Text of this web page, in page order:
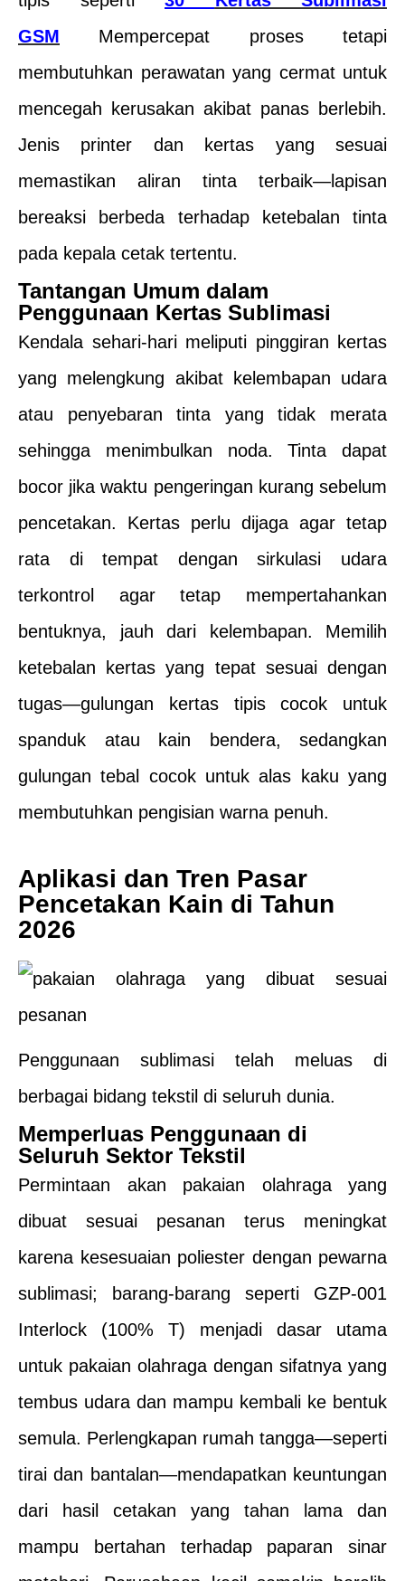
GSM Mempercepat proses tetapi
membutuhkan perawatan yang cermat untuk
mencegah kerusakan akibat panas berlebih.
Jenis printer dan kertas yang sesuai
memastikan aliran tinta terbaik—lapisan
bereaksi berbeda terhadap ketebalan tinta
pada kepala cetak tertentu.
Tantangan Umum dalam
Penggunaan Kertas Sublimasi
Kendala sehari-hari meliputi pinggiran kertas
yang melengkung akibat kelembapan udara
atau penyebaran tinta yang tidak merata
sehingga menimbulkan noda. Tinta dapat
bocor jika waktu pengeringan kurang sebelum
pencetakan. Kertas perlu dijaga agar tetap
rata di tempat dengan sirkulasi udara
terkontrol agar tetap mempertahankan
bentuknya, jauh dari kelembapan. Memilih
ketebalan kertas yang tepat sesuai dengan
tugas—gulungan kertas tipis cocok untuk
spanduk atau kain bendera, sedangkan
gulungan tebal cocok untuk alas kaku yang
membutuhkan pengisian warna penuh.
Aplikasi dan Tren Pasar
Pencetakan Kain di Tahun
2026
Penggunaan sublimasi telah meluas di
berbagai bidang tekstil di seluruh dunia.
Memperluas Penggunaan di
Seluruh Sektor Tekstil
Permintaan akan pakaian olahraga yang
dibuat sesuai pesanan terus meningkat
karena kesesuaian poliester dengan pewarna
sublimasi; barang-barang seperti GZP-001
Interlock (100% T) menjadi dasar utama
untuk pakaian olahraga dengan sifatnya yang
tembus udara dan mampu kembali ke bentuk
semula. Perlengkapan rumah tangga—seperti
tirai dan bantalan—mendapatkan keuntungan
dari hasil cetakan yang tahan lama dan
mampu bertahan terhadap paparan sinar